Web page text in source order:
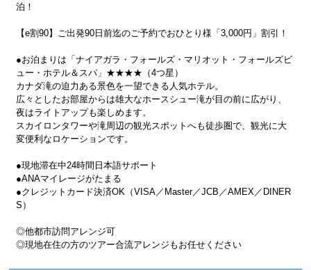
泊！
【e割90】ご出発90日前迄のご予約でおひとり様「3,000円」割引！
●お泊まりは「ナイアガラ・フォールズ・マリオット・フォールズビ
ュー・ホテル＆スパ」★★★★（4つ星）
カナダ滝の迫力ある景色を一望できる人気ホテル。
広々としたお部屋からは雄大なホースシュー滝が目の前に広がり、
夜はライトアップも楽しめます。
スカイロンタワーや滝周辺の観光スポットへも徒歩圏で、観光に大
変便利なロケーションです。
●現地滞在中24時間日本語サポート
●ANAマイレージがたまる
●クレジットカード決済OK（VISA／Master／JCB／AMEX／DINER
S）
◎他都市訪問アレンジ可
◎現地在住の方のツアー合流アレンジもお任せください